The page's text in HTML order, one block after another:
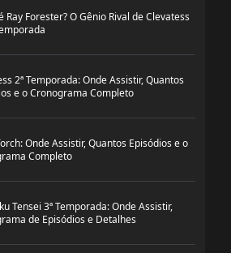
Ray Forester? O Gênio Rival de Clevatess
2ª Temporada: Onde Assistir, Quantos
e o Cronograma Completo
Onde Assistir, Quantos Episódios e o
Completo
Tensei 3ª Temporada: Onde Assistir,
de Episódios e Detalhes